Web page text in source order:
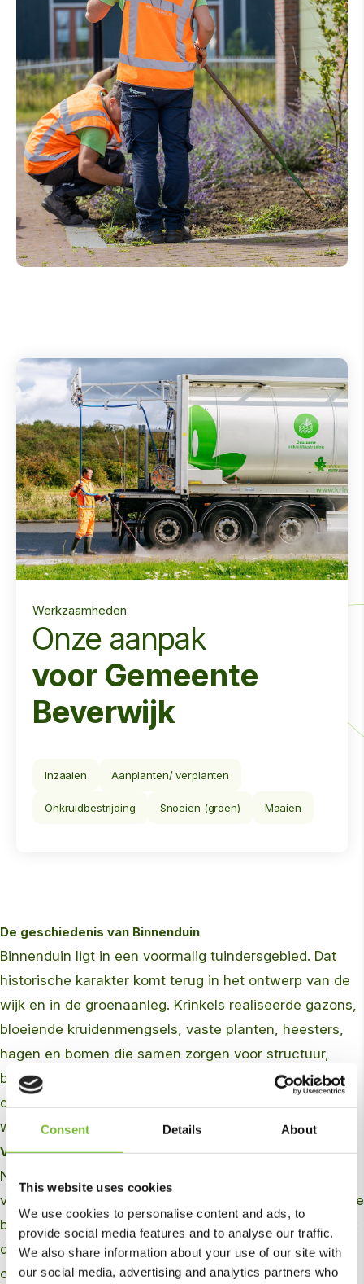
Consent Details About
This website uses cookies
We use cookies to personalise content and ads, to
provide social media features and to analyse our traffic.
We also share information about your use of our site with
our social media, advertising and analytics partners who
Werkzaamheden
Onze aanpak
voor Gemeente
Beverwijk
Inzaaien Aanplanten/ verplanten
Onkruidbestrijding Snoeien (groen) Maaien
De geschiedenis van Binnenduin
Binnenduin ligt in een voormalig tuindersgebied. Dat
historische karakter komt terug in het ontwerp van de
wijk en in de groenaanleg. Krinkels realiseerde gazons,
bloeiende kruidenmengsels, vaste planten, heesters,
hagen en bomen die samen zorgen voor structuur,
biodiversiteit en seizoensbeleving. De groene inrichting
draagt zichtbaar bij aan de kwaliteit van de nieuwe
woonomgeving.
Van aanleg naar meerjarig onderhoud
Na de afronding van de aanleg is Krinkels nog vier jaar
verantwoordelijk voor het onderhoud. Deze doorlopende
betrokkenheid zorgt voor continuïteit en vakmanschap:
dezelfde mensen die het groen aanplantten,
onderhouden het nu ook. Dat geeft ruimte om verder te